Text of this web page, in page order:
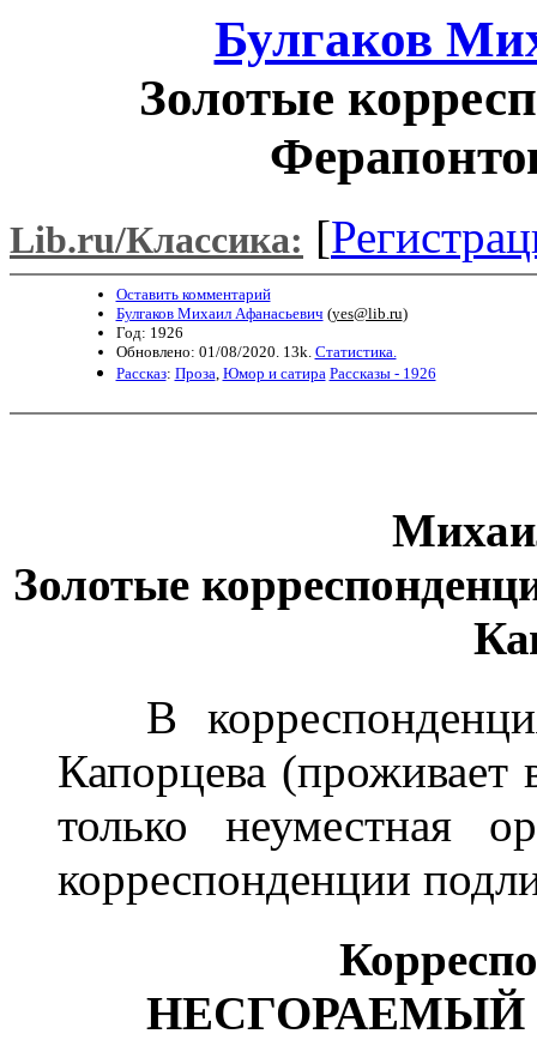
Булгаков
Золотые
Lib.ru/Классика: [
Оставить комментарий
Булгаков Михаил Афанасьевич (yes@lib.ru)
Год: 1926
Обновлено: 01/08/2020. 13k. Статистика.
Рассказ: Проза Юмор и сатира Рассказы - 1926
Золотые
В
Капорцева
только неуместная
корреспонденции